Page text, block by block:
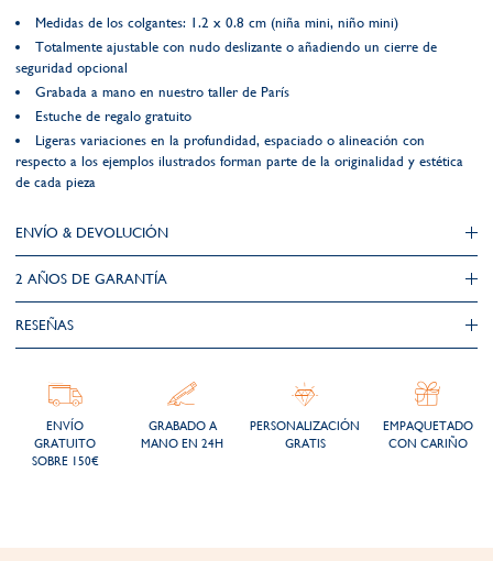
Medidas de los colgantes: 1.2 x 0.8 cm (niña mini, niño mini)
Totalmente ajustable con nudo deslizante o añadiendo un cierre de
seguridad opcional
Grabada a mano en nuestro taller de París
Estuche de regalo gratuito
Ligeras variaciones en la profundidad, espaciado o alineación con
respecto a los ejemplos ilustrados forman parte de la originalidad y estética
de cada pieza
ENVÍO & DEVOLUCIÓN
2 AÑOS DE GARANTÍA​
RESEÑAS
ENVÍO
GRATUITO
SOBRE 150€
GRABADO A
MANO EN 24H
PERSONALIZACIÓN
GRATIS
EMPAQUETADO
CON CARIÑO